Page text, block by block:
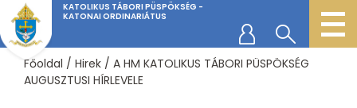
KATOLIKUS TÁBORI PÜSPÖKSÉG -
KATONAI ORDINARIÁTUS
Főoldal /Hirek /A HM KATOLIKUS TÁBORI PÜSPÖKSÉG
AUGUSZTUSI HÍRLEVELE